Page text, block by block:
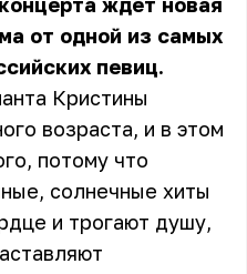
от одной из самых
певиц.
Кристины
возраста, и в этом
потому что
солнечные хиты
и трогают душу,